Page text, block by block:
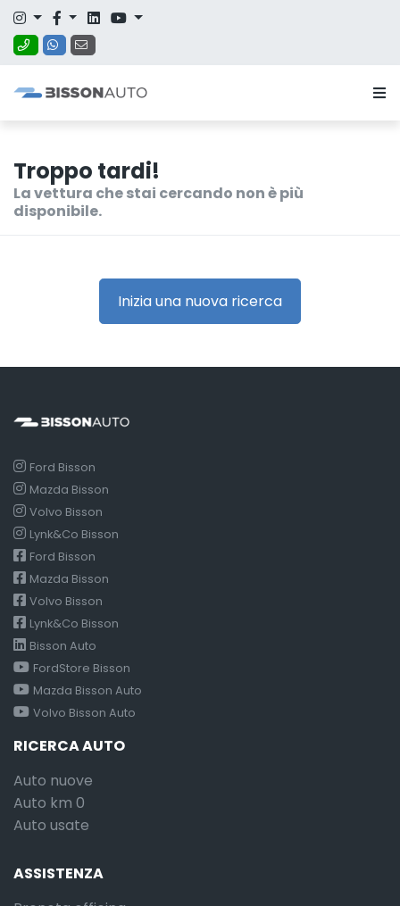
Troppo tardi!
La vettura che stai cercando non è più
disponibile.
Inizia una nuova ricerca
Ford Bisson
Mazda Bisson
Volvo Bisson
Lynk&Co Bisson
Ford Bisson
Mazda Bisson
Volvo Bisson
Lynk&Co Bisson
Bisson Auto
FordStore Bisson
Mazda Bisson Auto
Volvo Bisson Auto
RICERCA AUTO
Auto nuove
Auto km 0
Auto usate
ASSISTENZA